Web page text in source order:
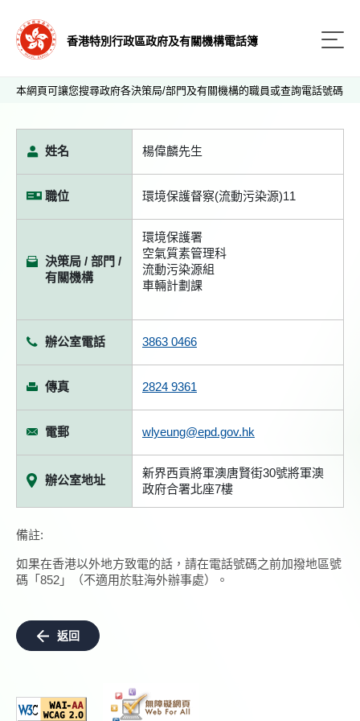
香港特別行政區政府及有關機構電話簿
本網頁可讓您搜尋政府各決策局/部門及有關機構的職員或查詢電話號碼
姓名 楊偉麟先生
職位 環境保護督察(流動污染源)11
決策局 / 部門 /
有關機構
環境保護署
空氣質素管理科
流動污染源組
車輛計劃課
辦公室電話 3863 0466
傳真 2824 9361
電郵 wlyeung@epd.gov.hk
辦公室地址
新界西貢將軍澳唐賢街30號將軍澳
政府合署北座7樓
備註:
如果在香港以外地方致電的話，請在電話號碼之前加撥地區號
碼「852」（不適用於駐海外辦事處）。
返回